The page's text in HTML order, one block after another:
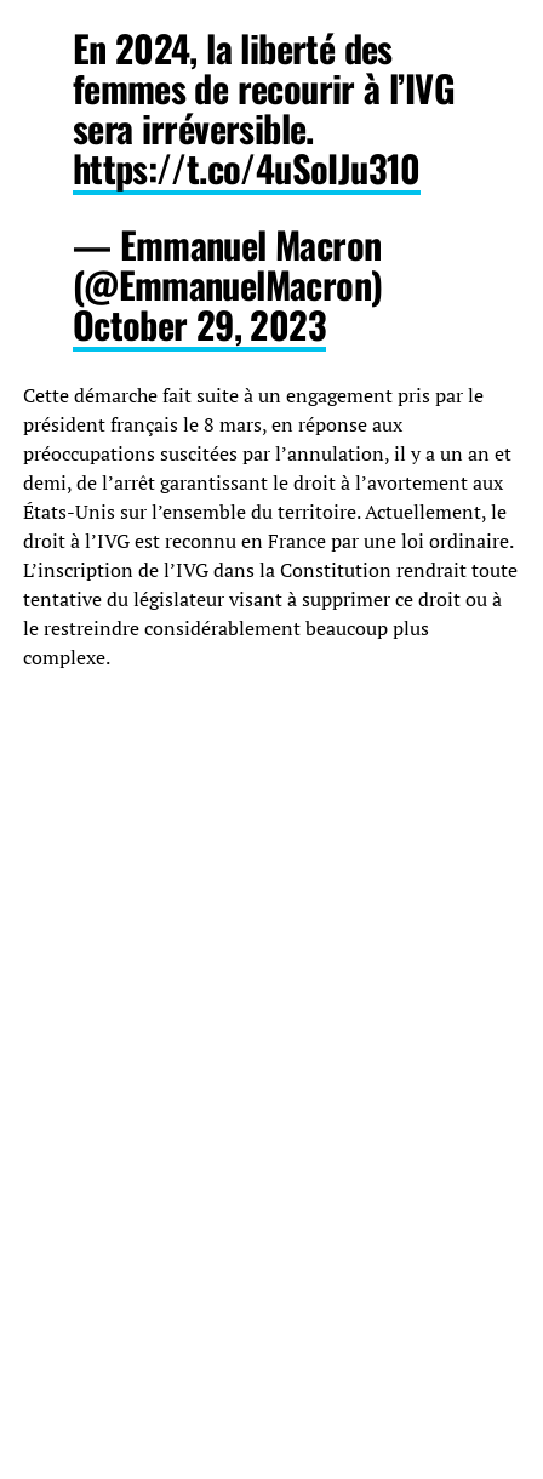
En 2024, la liberté des
femmes de recourir à l’IVG
sera irréversible.
https://t.co/4uSoIJu310
— Emmanuel Macron
(@EmmanuelMacron)
October 29, 2023
Cette démarche fait suite à un engagement pris par le
président français le 8 mars, en réponse aux
préoccupations suscitées par l’annulation, il y a un an et
demi, de l’arrêt garantissant le droit à l’avortement aux
États-Unis sur l’ensemble du territoire. Actuellement, le
droit à l’IVG est reconnu en France par une loi ordinaire.
L’inscription de l’IVG dans la Constitution rendrait toute
tentative du législateur visant à supprimer ce droit ou à
le restreindre considérablement beaucoup plus
complexe.